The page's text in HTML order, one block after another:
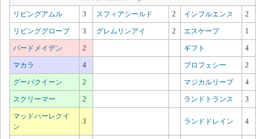
リビングアムル 3 スフィアシールド 2 インフルエンス 2
リビンググローブ 3 グレムリンアイ 2 エスケープ 1
バードメイデン 2 ギフト 4
マカラ 4 プロフェシー 2
グーバクイーン 2 マジカルリープ 4
スクリーマー 2 ランドトランス 3
マッドハーレクイ
ン
3 ランドドレイン 4